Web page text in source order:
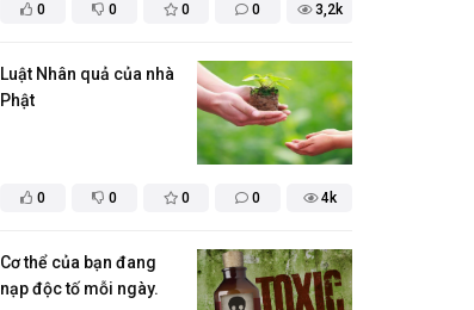
0 0 0 0 3,2k
0 0 0 0 4k
Luật Nhân quả của nhà
Phật
Cơ thể của bạn đang
nạp độc tố mỗi ngày.